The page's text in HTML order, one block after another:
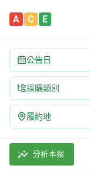
A C E
公告日
採購類別
履約地
Danas-H-01-07-
採購類別：工程類
分析本案